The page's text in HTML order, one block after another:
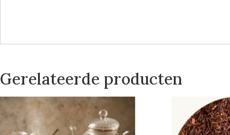
Gerelateerde producten